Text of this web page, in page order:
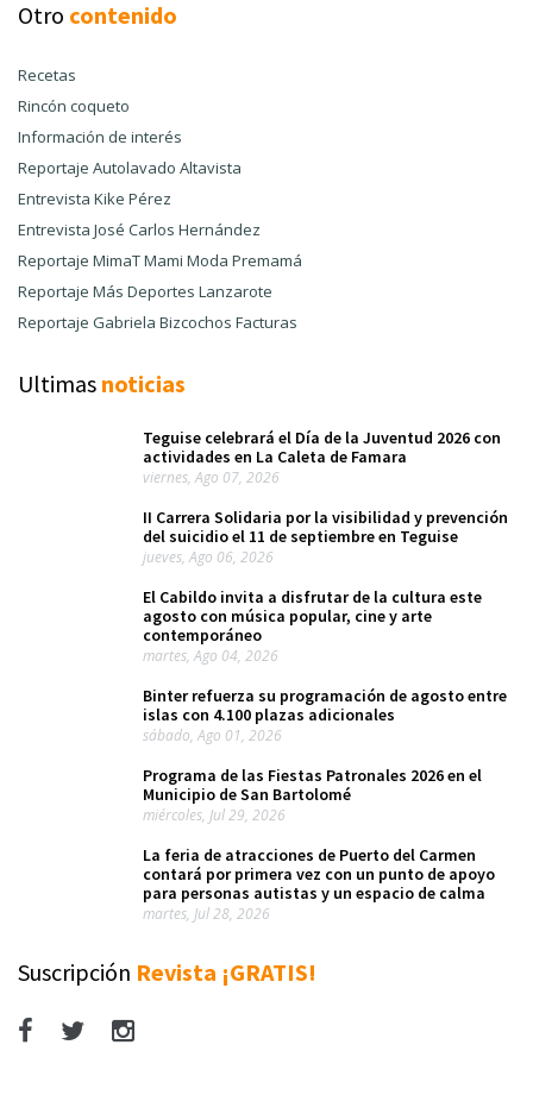
Otro contenido
Recetas
Rincón coqueto
Información de interés
Reportaje Autolavado Altavista
Entrevista Kike Pérez
Entrevista José Carlos Hernández
Reportaje MimaT Mami Moda Premamá
Reportaje Más Deportes Lanzarote
Reportaje Gabriela Bizcochos Facturas
Ultimas noticias
Teguise celebrará el Día de la Juventud 2026 con
actividades en La Caleta de Famara
viernes, Ago 07, 2026
II Carrera Solidaria por la visibilidad y prevención
del suicidio el 11 de septiembre en Teguise
jueves, Ago 06, 2026
El Cabildo invita a disfrutar de la cultura este
agosto con música popular, cine y arte
contemporáneo
martes, Ago 04, 2026
Binter refuerza su programación de agosto entre
islas con 4.100 plazas adicionales
sábado, Ago 01, 2026
Programa de las Fiestas Patronales 2026 en el
Municipio de San Bartolomé
miércoles, Jul 29, 2026
La feria de atracciones de Puerto del Carmen
contará por primera vez con un punto de apoyo
para personas autistas y un espacio de calma
martes, Jul 28, 2026
Suscripción Revista ¡GRATIS!